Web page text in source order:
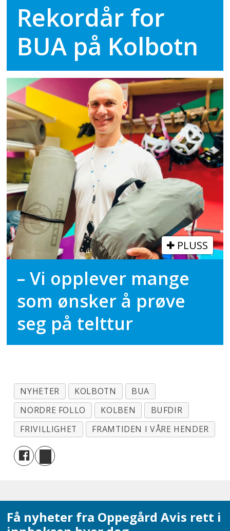
Rekordår for
BUA på Kolbotn
PLUSS
– Vi opplever mange
som ønsker å prøve
seg på telttur
NYHETER KOLBOTN
BUA
NORDRE FOLLO
KOLBEN
BUFDIR
FRIVILLIGHET
FRAMTIDEN I VÅRE HENDER
Få nyheter fra Oppegård Avis rett i